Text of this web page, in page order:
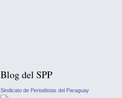
Blog del SPP
Sindicato de Periodistas del Paraguay